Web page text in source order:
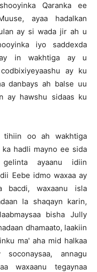
Qaranka ee
ayaa hadalkan
ay si wada jir ah u
iyo saddexda
in wakhtiga ay u
ay ku
danbays ah balse uu
ay hawshu sidaas ku
tihiin oo ah wakhtiga
ka hadli mayno ee sida
ayaanu idiin
Eebe idmo waxaa ay
bacdi, waxaanu isla
la shaqayn karin,
bisha Jully
dhamaato, laakiin
ma' aha mid halkaa
annagu
waxaanu tegaynaa